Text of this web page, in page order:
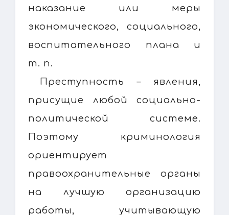
наказание или меры
экономического, социального,
воспитательного плана и
т. п.
Преступность – явления,
присущие любой социально-
политической системе.
Поэтому криминология
ориентирует
правоохранительные органы
на лучшую организацию
работы, учитывающую